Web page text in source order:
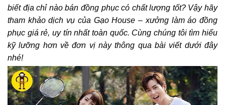
biết địa chỉ nào bán đồng phục có chất lượng tốt? Vậy hãy
tham khảo dịch vụ của Gạo House – xưởng làm áo đồng
phục giá rẻ, uy tín nhất toàn quốc. Cùng chúng tôi tìm hiểu
kỹ lưỡng hơn về đơn vị này thông qua bài viết dưới đây
nhé!